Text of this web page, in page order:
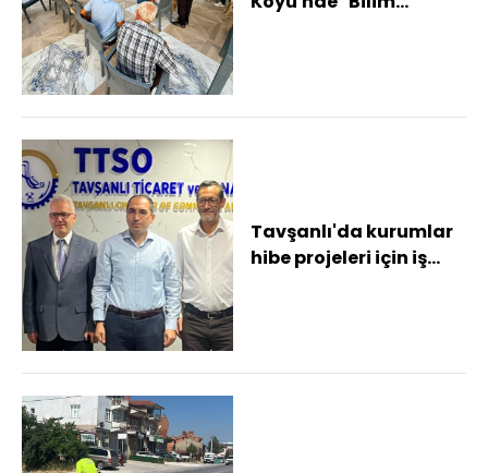
Tavşanlı'da kurumlar
hibe projeleri için iş